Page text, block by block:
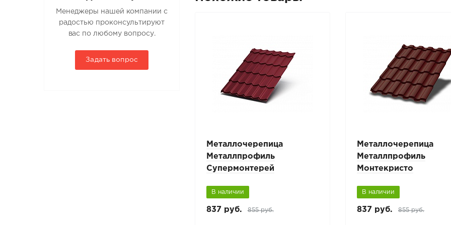
Менеджеры нашей компании с
радостью проконсультируют
вас по любому вопросу.
Задать вопрос
Металлочерепица
Металлпрофиль
Супермонтерей
В наличии
837 руб. 855 руб.
Металлочерепица
Металлпрофиль
Монтекристо
В наличии
837 руб. 855 руб.